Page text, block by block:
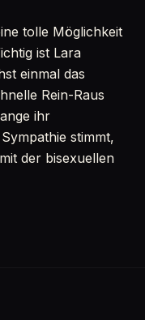
tolle Möglichkeit
ist Lara
einmal das
Rein-Raus
ihr
stimmt,
der bisexuellen